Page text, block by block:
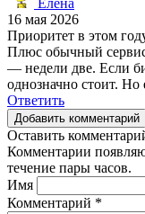
16 мая 2026
Приоритет в этом
Плюс обычный
— недели две. Если
однозначно стоит.
Ответить
Добавить комментарий
Оставить
Комментарии
течение пары часов.
Имя
Комментарий *